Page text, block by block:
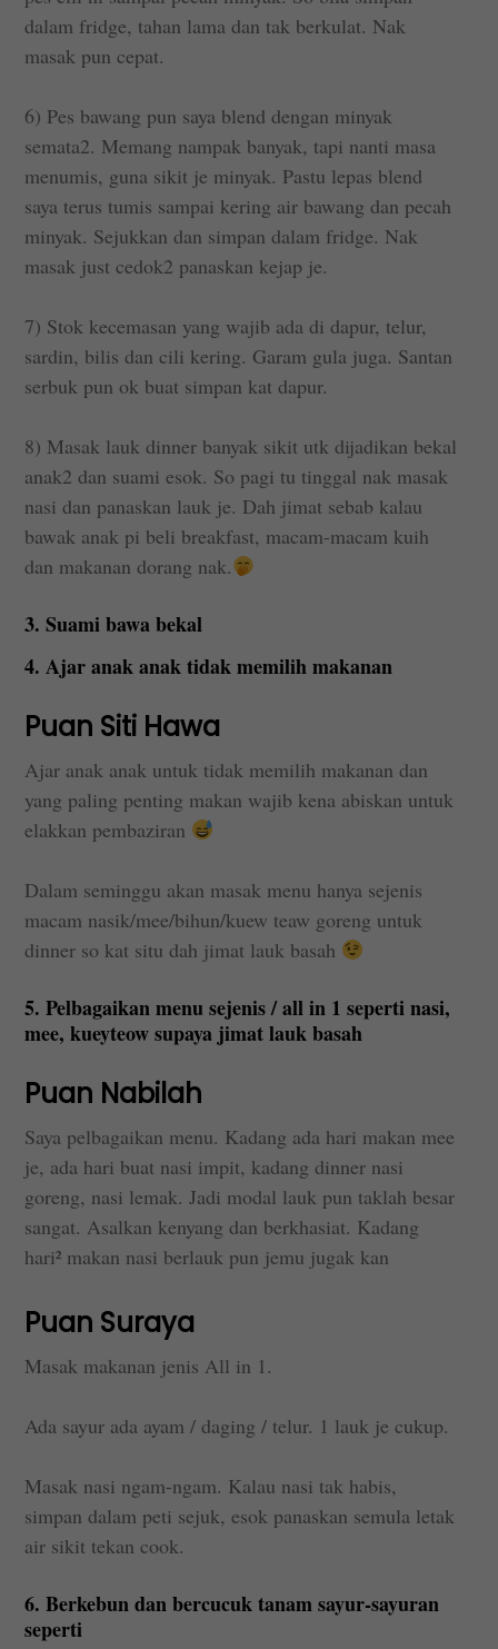
dalam fridge, tahan lama dan tak berkulat. Nak
masak pun cepat.
6) Pes bawang pun saya blend dengan minyak
semata2. Memang nampak banyak, tapi nanti masa
menumis, guna sikit je minyak. Pastu lepas blend
saya terus tumis sampai kering air bawang dan pecah
minyak. Sejukkan dan simpan dalam fridge. Nak
masak just cedok2 panaskan kejap je.
7) Stok kecemasan yang wajib ada di dapur, telur,
sardin, bilis dan cili kering. Garam gula juga. Santan
serbuk pun ok buat simpan kat dapur.
8) Masak lauk dinner banyak sikit utk dijadikan bekal
anak2 dan suami esok. So pagi tu tinggal nak masak
nasi dan panaskan lauk je. Dah jimat sebab kalau
bawak anak pi beli breakfast, macam-macam kuih
dan makanan dorang nak.
3. Suami bawa bekal
4. Ajar anak anak tidak memilih makanan
Puan Siti Hawa
Ajar anak anak untuk tidak memilih makanan dan
yang paling penting makan wajib kena abiskan untuk
elakkan pembaziran
Dalam seminggu akan masak menu hanya sejenis
macam nasik/mee/bihun/kuew teaw goreng untuk
dinner so kat situ dah jimat lauk basah
5. Pelbagaikan menu sejenis / all in 1 seperti nasi,
mee, kueyteow supaya jimat lauk basah
Puan Nabilah
Saya pelbagaikan menu. Kadang ada hari makan mee
je, ada hari buat nasi impit, kadang dinner nasi
goreng, nasi lemak. Jadi modal lauk pun taklah besar
sangat. Asalkan kenyang dan berkhasiat. Kadang
hari² makan nasi berlauk pun jemu jugak kan
Puan Suraya
Masak makanan jenis All in 1.
Ada sayur ada ayam / daging / telur. 1 lauk je cukup.
Masak nasi ngam-ngam. Kalau nasi tak habis,
simpan dalam peti sejuk, esok panaskan semula letak
air sikit tekan cook.
6. Berkebun dan bercucuk tanam sayur-sayuran
seperti